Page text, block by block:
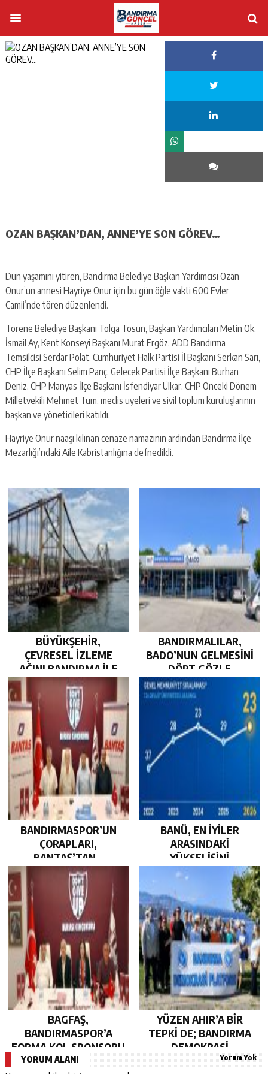
OZAN BAŞKAN’DAN, ANNE’YE SON GÖREV…
Dün yaşamını yitiren, Bandırma Belediye Başkan Yardımcısı Ozan
Onur’un annesi Hayriye Onur için bu gün öğle vakti 600 Evler
Camii’nde tören düzenlendi.
Törene Belediye Başkanı Tolga Tosun, Başkan Yardımcıları Metin Ok,
İsmail Ay, Kent Konseyi Başkanı Murat Ergöz, ADD Bandırma
Temsilcisi Serdar Polat, Cumhuriyet Halk Partisi İl Başkanı Serkan Sarı,
CHP İlçe Başkanı Selim Panç, Gelecek Partisi İlçe Başkanı Burhan
Deniz, CHP Manyas İlçe Başkanı İsfendiyar Ülkar, CHP Önceki Dönem
Milletvekili Mehmet Tüm, meclis üyeleri ve sivil toplum kuruluşlarının
başkan ve yöneticileri katıldı.
Hayriye Onur naaşı kılınan cenaze namazının ardından Bandırma İlçe
Mezarlığı’ndaki Aile Kabristanlığına defnedildi.
BÜYÜKŞEHİR,
ÇEVRESEL İZLEME
AĞINI BANDIRMA İLE
GÜÇLENDİRDİ…
BANDIRMALILAR,
BADO’NUN GELMESİNİ
DÖRT GÖZLE
BEKLİYOR…
BANDIRMASPOR’UN
ÇORAPLARI,
BANTAŞ’TAN…
BANÜ, EN İYİLER
ARASINDAKİ
YÜKSELİŞİNİ
SÜRDÜRDÜ…
BAGFAŞ,
BANDIRMASPOR’A
FORMA KOL SPONSORU
OLARAK KUCAK AÇTI…
YÜZEN AHIR’A BİR
TEPKİ DE; BANDIRMA
DEMOKRASİ
PLATFORMU’NDAN…
YORUM ALANI Yorum Yok